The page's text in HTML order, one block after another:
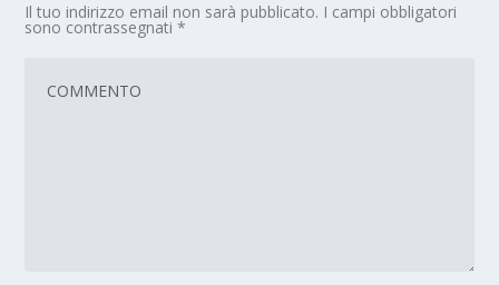
Il tuo indirizzo email non sarà pubblicato. I campi obbligatori
sono contrassegnati*